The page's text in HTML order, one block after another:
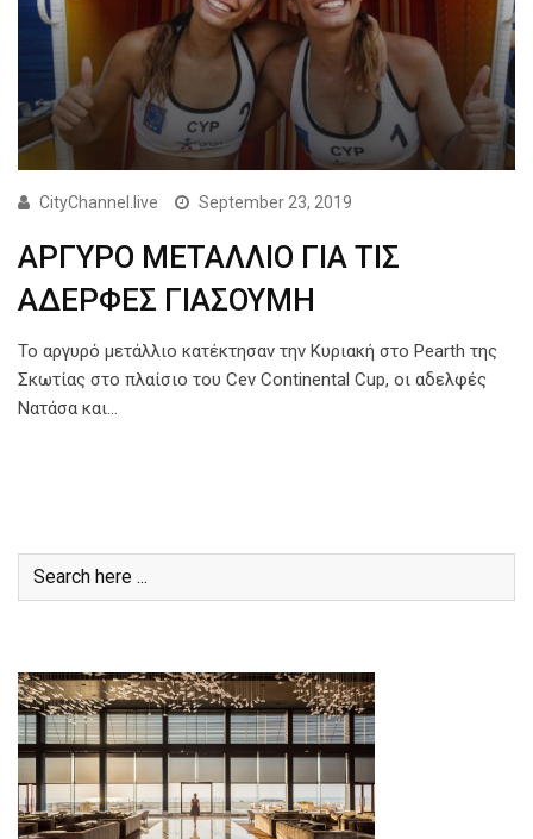
CityChannel.live September 23, 2019
ΑΡΓΥΡΟ ΜΕΤΑΛΛΙΟ ΓΙΑ ΤΙΣ
ΑΔΕΡΦΕΣ ΓΙΑΣΟΥΜΗ
To αργυρό μετάλλιο κατέκτησαν την Κυριακή στο Pearth της
Σκωτίας στο πλαίσιο του Cev Continental Cup, οι αδελφές
Νατάσα και…